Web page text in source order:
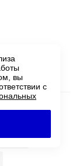
Thule
вы
с